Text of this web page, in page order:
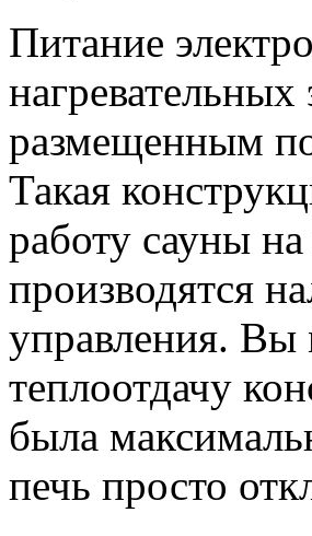
Питание
размещенным
Такая
работу сауны
производятся
управления. Вы
теплоотдачу
была
печь просто